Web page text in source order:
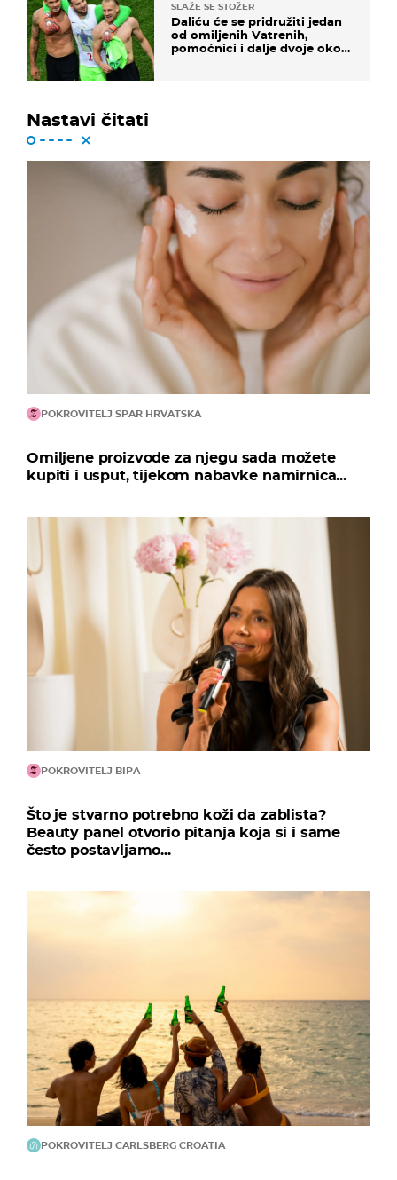
SLAŽE SE STOŽER
Daliću će se pridružiti jedan
od omiljenih Vatrenih,
pomoćnici i dalje dvoje oko
Nastavi čitati
POKROVITELJ SPAR HRVATSKA
Omiljene proizvode za njegu sada možete
kupiti i usput, tijekom nabavke namirnica...
POKROVITELJ BIPA
Što je stvarno potrebno koži da zablista?
Beauty panel otvorio pitanja koja si i same
često postavljamo...
POKROVITELJ CARLSBERG CROATIA